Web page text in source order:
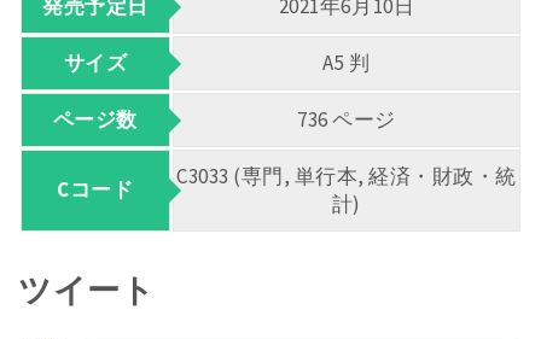
発売予定日 2021年6月10日
サイズ A5 判
ページ数 736 ページ
Cコード
C3033 (専門, 単行本, 経済・財政・統
計)
ツイート